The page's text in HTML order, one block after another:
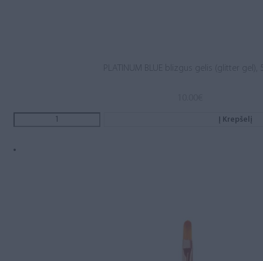
PLATINUM BLUE blizgus gelis (glitter gel),
Į Krepšelį